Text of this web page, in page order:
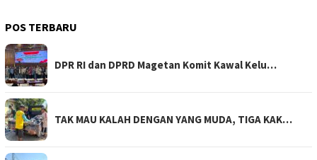
POS TERBARU
DPR RI dan DPRD Magetan Komit Kawal Kelu…
TAK MAU KALAH DENGAN YANG MUDA, TIGA KAK…